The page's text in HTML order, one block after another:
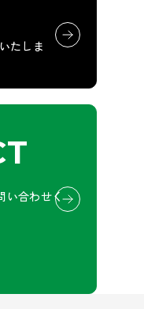
たしま
い合わせく